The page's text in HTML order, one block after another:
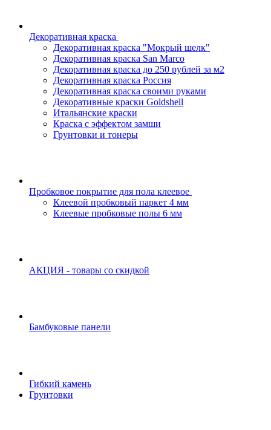
Декоративная краска
Декоративная краска "Мокрый шелк"
Декоративная краска San Marco
Декоративная краска до 250 рублей за м2
Декоративная краска Россия
Декоративная краска своими руками
Декоративные краски Goldshell
Итальянские краски
Краска с эффектом замши
Грунтовки и тонеры
Пробковое покрытие для пола клеевое
Клеевой пробковый паркет 4 мм
Клеевые пробковые полы 6 мм
АКЦИЯ - товары со скидкой
Бамбуковые панели
Гибкий камень
Грунтовки